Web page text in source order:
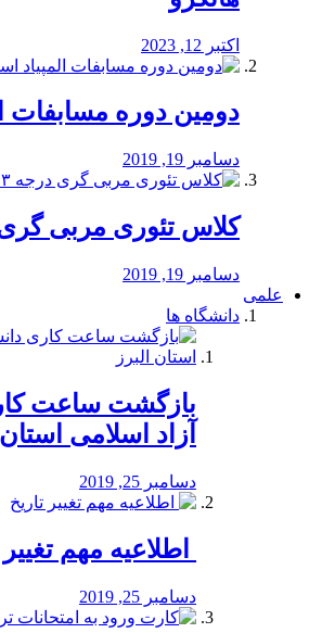
اکتبر 12, 2023
دومین دوره مسابفات
دسامبر 19, 2019
کلاس تئوری مربی گری
دسامبر 19, 2019
علمی
دانشگاه ها
بازگشت ساعت
آزاد اسلامی استان
دسامبر 25, 2019
اطلاعیه مهم
دسامبر 25, 2019